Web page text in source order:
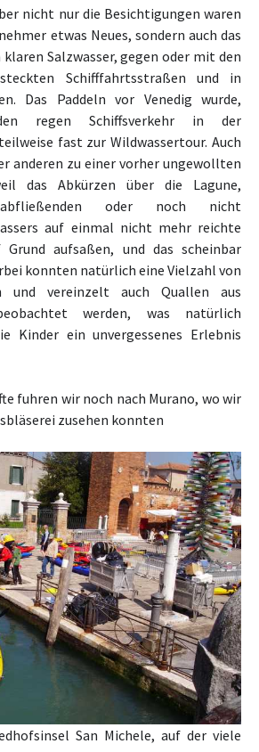
nicht nur die Besichtigungen waren
etwas Neues, sondern auch das
Salzwasser, gegen oder mit den
Schifffahrtsstraßen und in
Das Paddeln vor Venedig wurde,
regen Schiffsverkehr in der
fast zur Wildwassertour. Auch
anderen zu einer vorher ungewollten
das Abkürzen über die Lagune,
oder noch nicht
auf einmal nicht mehr reichte
aufsaßen, und das scheinbar
konnten natürlich eine Vielzahl von
und vereinzelt auch Quallen aus
werden, was natürlich
Kinder ein unvergessenes Erlebnis
fuhren wir noch nach Murano, wo wir
zusehen konnten
San Michele, auf der viele